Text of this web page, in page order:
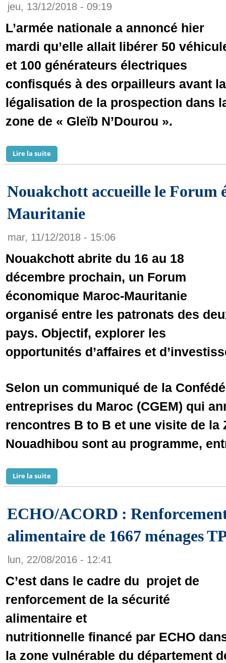
jeu, 13/12/2018 - 09:19
L’armée nationale a annoncé hier
mardi qu’elle allait libérer 50
et 100 générateurs électriques
confisqués à des orpailleurs avant la
légalisation de la prospection dans
zone de « Gleïb N’Dourou ».
Lire la suite
Nouakchott accueille le Forum
Mauritanie
mar, 11/12/2018 - 15:06
Nouakchott abrite du 16 au 18
décembre prochain, un Forum
économique Maroc-Mauritanie
organisé entre les patronats des
pays. Objectif, explorer les
opportunités d’affaires et
Selon un communiqué de la
entreprises du Maroc (CGEM) qui
rencontres B to B et une visite de la
Nouadhibou sont au programme,
Lire la suite
ECHO/ACORD :
alimentaire de 1667 ménages
lun, 22/08/2016 - 12:41
C’est dans le cadre du projet de
renforcement de la sécurité
alimentaire et
nutritionnelle financé par ECHO
la zone vulnérable du département